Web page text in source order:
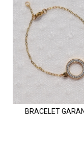
BRACELET